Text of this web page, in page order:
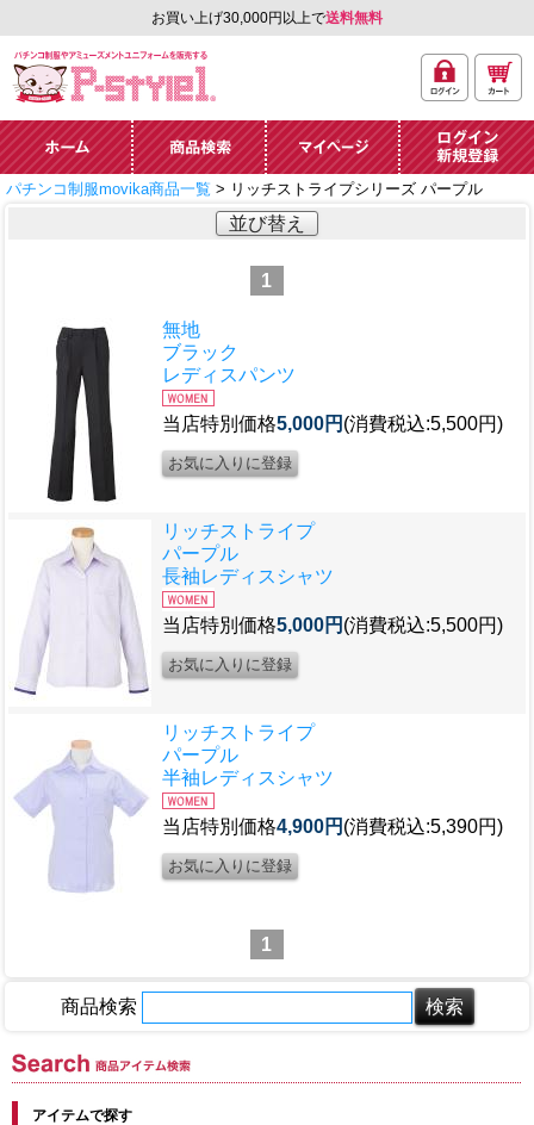
お買い上げ30,000円以上で送料無料
ーズメントユニフォー
ム通販「P-style 1」.
イン
ト
ホーム 商品検索 マイページ
ログイン・新規
パチンコ制服movika商品一覧 > リッチストライプシリーズ パープル
並び替え
1
無地
ブラック
レディスパンツ
当店特別価格5,000円 (消費税込:5,500円)
リッチストライプ
パープル
長袖レディスシャツ
当店特別価格5,000円 (消費税込:5,500円)
リッチストライプ
パープル
半袖レディスシャツ
当店特別価格4,900円 (消費税込:5,390円)
1
商品検索
商品アイテム検索
アイテムで探す